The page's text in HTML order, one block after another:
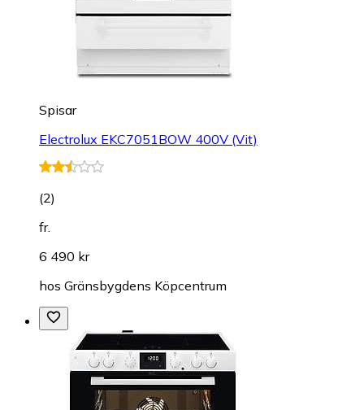
Spisar
Electrolux EKC7051BOW 400V (Vit)
(2)
fr.
6 490 kr
hos Gränsbygdens Köpcentrum